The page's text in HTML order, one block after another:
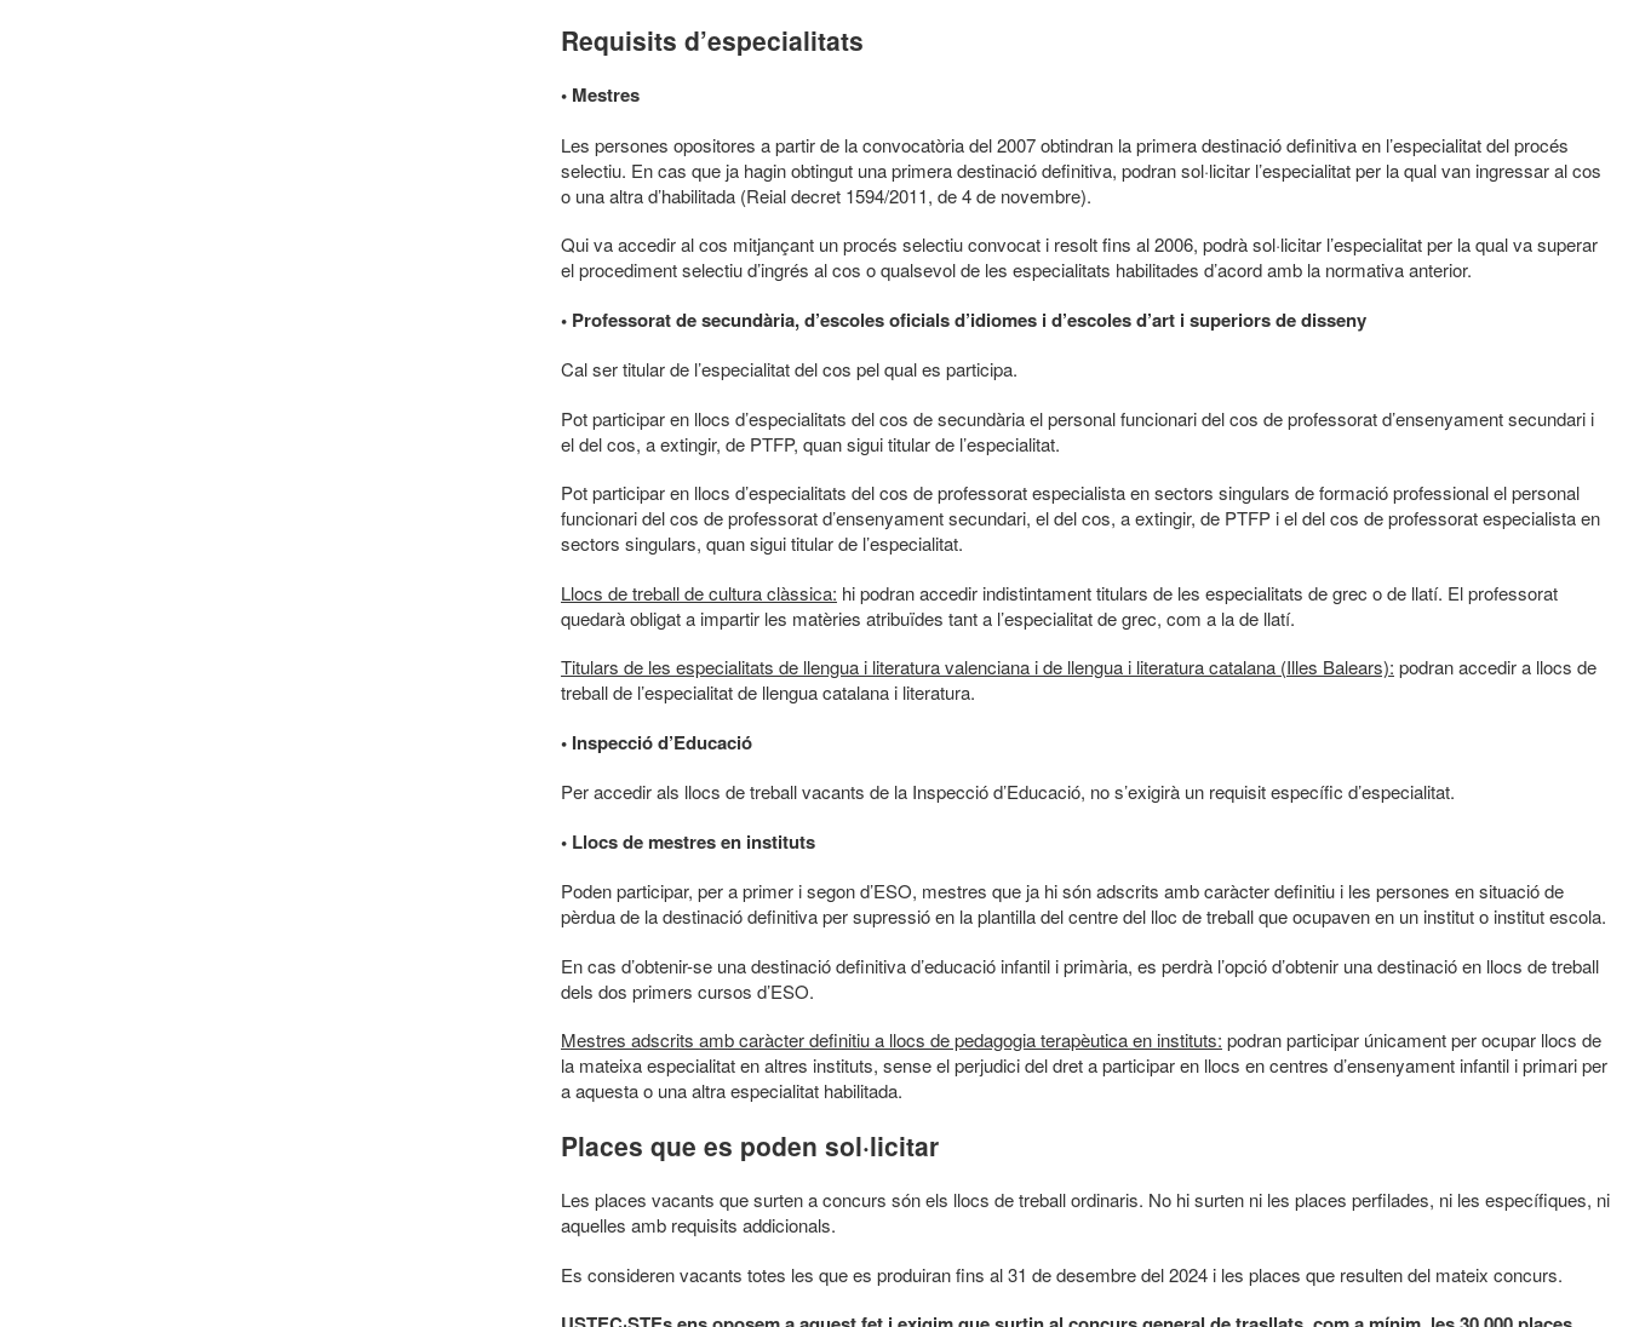
Requisits d’especialitats
• Mestres
Les persones opositores a partir de la convocatòria del 2007 obtindran la primera destinació definitiva en l’especialitat del procés
selectiu. En cas que ja hagin obtingut una primera destinació definitiva, podran sol·licitar l’especialitat per la qual van ingressar al cos
o una altra d’habilitada (Reial decret 1594/2011, de 4 de novembre).
Qui va accedir al cos mitjançant un procés selectiu convocat i resolt fins al 2006, podrà sol·licitar l’especialitat per la qual va superar
el procediment selectiu d’ingrés al cos o qualsevol de les especialitats habilitades d’acord amb la normativa anterior.
• Professorat de secundària, d’escoles oficials d’idiomes i d’escoles d’art i superiors de disseny
Cal ser titular de l’especialitat del cos pel qual es participa.
Pot participar en llocs d’especialitats del cos de secundària el personal funcionari del cos de professorat d’ensenyament secundari i
el del cos, a extingir, de PTFP, quan sigui titular de l’especialitat.
Pot participar en llocs d’especialitats del cos de professorat especialista en sectors singulars de formació professional el personal
funcionari del cos de professorat d’ensenyament secundari, el del cos, a extingir, de PTFP i el del cos de professorat especialista en
sectors singulars, quan sigui titular de l’especialitat.
Llocs de treball de cultura clàssica: hi podran accedir indistintament titulars de les especialitats de grec o de llatí. El professorat
quedarà obligat a impartir les matèries atribuïdes tant a l’especialitat de grec, com a la de llatí.
Titulars de les especialitats de llengua i literatura valenciana i de llengua i literatura catalana (Illes Balears): podran accedir a llocs de
treball de l’especialitat de llengua catalana i literatura.
• Inspecció d’Educació
Per accedir als llocs de treball vacants de la Inspecció d’Educació, no s’exigirà un requisit específic d’especialitat.
• Llocs de mestres en instituts
Poden participar, per a primer i segon d’ESO, mestres que ja hi són adscrits amb caràcter definitiu i les persones en situació de
pèrdua de la destinació definitiva per supressió en la plantilla del centre del lloc de treball que ocupaven en un institut o institut escola.
En cas d’obtenir-se una destinació definitiva d’educació infantil i primària, es perdrà l’opció d’obtenir una destinació en llocs de treball
dels dos primers cursos d’ESO.
Mestres adscrits amb caràcter definitiu a llocs de pedagogia terapèutica en instituts: podran participar únicament per ocupar llocs de
la mateixa especialitat en altres instituts, sense el perjudici del dret a participar en llocs en centres d’ensenyament infantil i primari per
a aquesta o una altra especialitat habilitada.
Places que es poden sol·licitar
Les places vacants que surten a concurs són els llocs de treball ordinaris. No hi surten ni les places perfilades, ni les específiques, ni
aquelles amb requisits addicionals.
Es consideren vacants totes les que es produiran fins al 31 de desembre del 2024 i les places que resulten del mateix concurs.